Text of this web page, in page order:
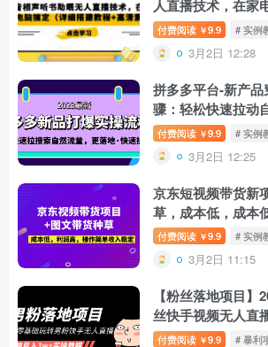
人直播技术，在家
高清图片素材)
付费阅读 ￥9.9 # 实例
3月2日 12:28
拼多多平台-新产
骤：轻松快速拉动
地式，快速升级！
付费阅读 ￥9.9 # 实例
3月2日 12:25
京东短视频带货新
草，成本低，成本
稳定
付费阅读 ￥9.9 # 实例
3月2日 11:15
【粉丝落地项目
丝快手视频无人直
际操作实例教程！
付费阅读 ￥9.9 # 暴利